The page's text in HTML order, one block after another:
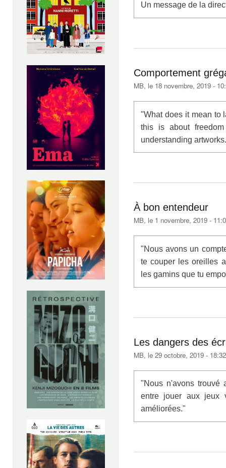
Un message de la
Comportement
MB, le 18 novembre, 2019 -
"What does it mean to
this is about
understanding
À bon entendeur
MB, le 1 novembre, 2019 -
"Nous avons un
te couper les oreilles
les gamins que tu
Les dangers des
MB, le 29 octobre, 2019 - 18:32
"Nous n'avons trouvé
entre jouer aux jeux
améliorées."